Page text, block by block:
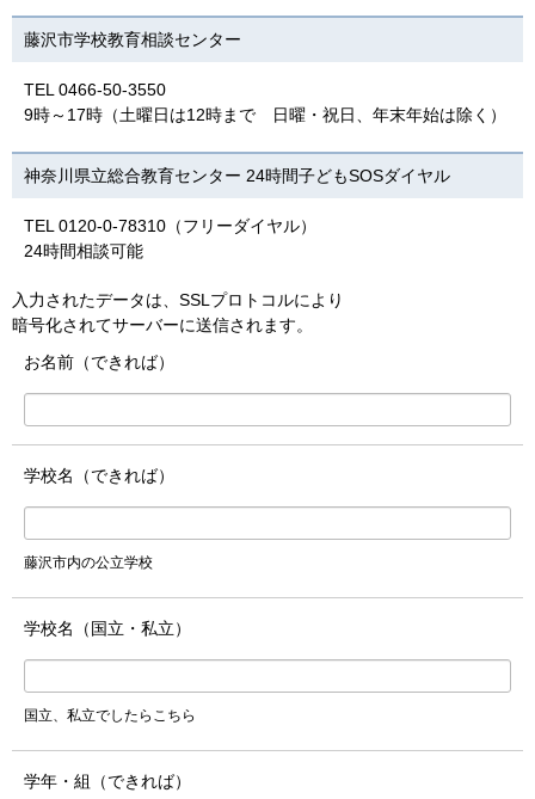
藤沢市学校教育相談センター
TEL 0466-50-3550
9時～17時（土曜日は12時まで 日曜・祝日、年末年始は除く）
神奈川県立総合教育センター 24時間子どもSOSダイヤル
TEL 0120-0-78310（フリーダイヤル）
24時間相談可能
入力されたデータは、SSLプロトコルにより
暗号化されてサーバーに送信されます。
お名前（できれば）
学校名（できれば）
藤沢市内の公立学校
学校名（国立・私立）
国立、私立でしたらこちら
学年・組（できれば）